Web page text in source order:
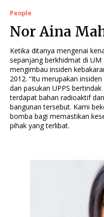
People
Nor Aina
Ketika ditanya mengenai
sepanjang berkhidmat di
mengimbau insiden
2012. “Itu merupakan
dan pasukan UPPS bertindak
terdapat bahan radioaktif
bangunan tersebut. Kami
bomba bagi memastikan
pihak yang terlibat.